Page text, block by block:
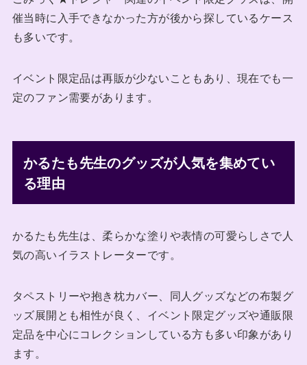
催当時に入手できなかった方が後から探しているケース
も多いです。
イベント限定品は再販が少ないこともあり、現在でも一
定のファン需要があります。
かるたも先生のグッズが人気を集めてい
る理由
かるたも先生は、柔らかな塗りや表情の可愛らしさで人
気の高いイラストレーターです。
タペストリーや抱き枕カバー、同人グッズなどの布製グ
ッズ展開とも相性が良く、イベント限定グッズや通販限
定品を中心にコレクションしている方も多い印象があり
ます。